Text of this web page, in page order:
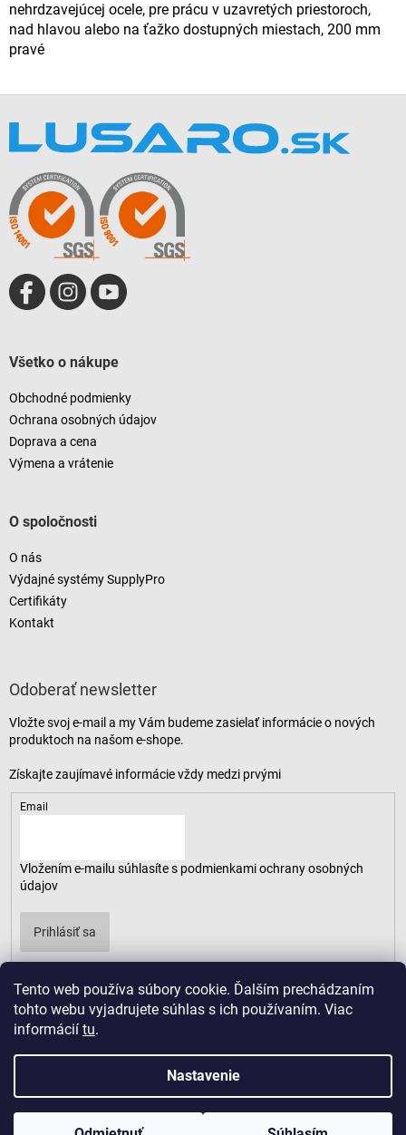
Tento web používa súbory cookie. Ďalším prechádzaním
tohto webu vyjadrujete súhlas s ich používaním. Viac
informácií tu.
Nastavenie
nehrdzavejúcej ocele, pre prácu v uzavretých priestoroch,
nad hlavou alebo na ťažko dostupných miestach, 200 mm
pravé
Všetko o nákupe
Obchodné podmienky
Ochrana osobných údajov
Doprava a cena
Výmena a vrátenie
O spoločnosti
O nás
Výdajné systémy SupplyPro
Certifikáty
Kontakt
Odoberať newsletter
Vložte svoj e-mail a my Vám budeme zasielať informácie o nových
produktoch na našom e-shope.
Email
Vložením e-mailu súhlasíte s podmienkami ochrany osobných
údajov
Prihlásiť sa